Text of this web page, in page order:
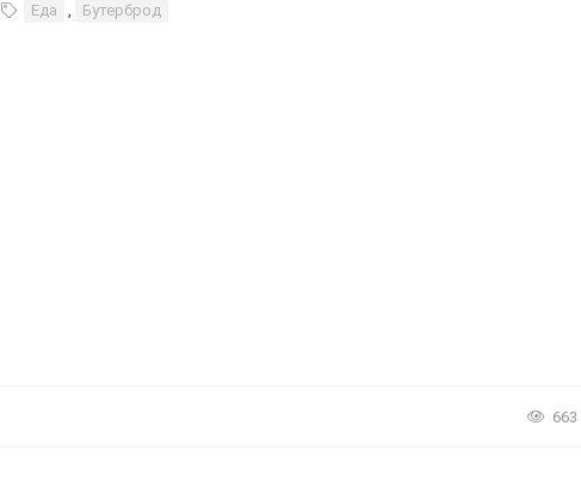
Еда , Бутерброд
663